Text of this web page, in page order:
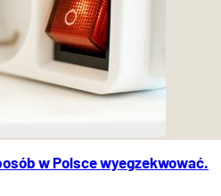
w Polsce wyegzekwować.